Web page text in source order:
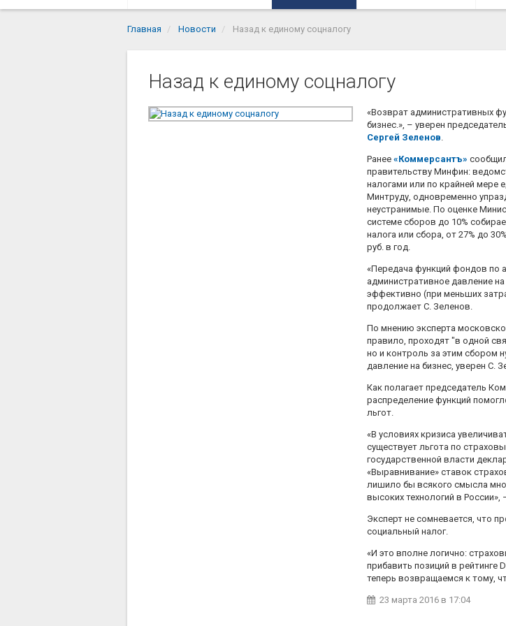
Главная Новости Назад к единому соцналогу
Назад к единому соцналогу
«Возврат административных
бизнес.», – уверен
Сергей Зеленов
Ранее«Коммерсантъ»
правительству Минфин:
налогами или по крайней мере
Минтруду, одновременно
неустранимые. По оценке
системе сборов до 10%
налога или сбора, от 27% до
руб. в год.
«Передача функций фондов по
административное давление
эффективно (при меньших
продолжает С. Зеленов.
По мнению эксперта
правило, проходят "в одной
но и контроль за этим сбором
давление на бизнес, уверен С.
Как полагает председатель
распределение функций
льгот.
«В условиях кризиса
существует льгота по
государственной власти
«Выравнивание» ставок
лишило бы всякого смысла
высоких технологий в России»,
Эксперт не сомневается, что
социальный налог.
«И это вполне логично:
прибавить позиций в рейтинге
теперь возвращаемся к тому,
23 марта 2016 в 17:04